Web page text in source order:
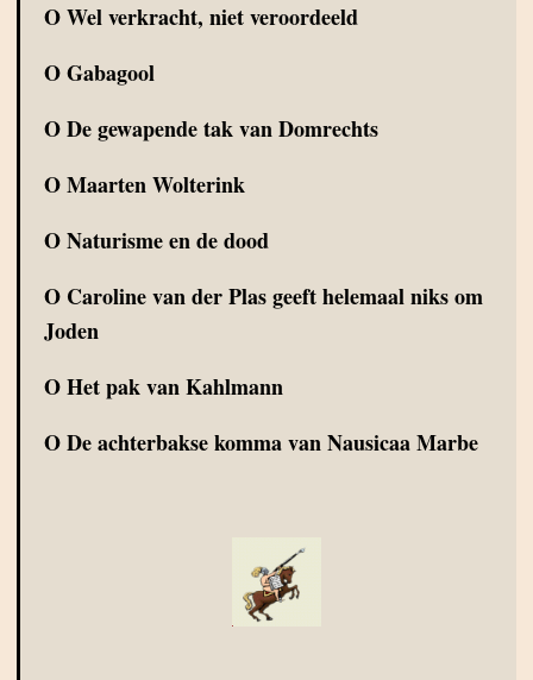
OWel verkracht, niet veroordeeld
OGabagool
ODe gewapende tak van Domrechts
OMaarten Wolterink
ONaturisme en de dood
O Caroline van der Plas geeft helemaal niks om
Joden
OHet pak van Kahlmann
ODe achterbakse komma van Nausicaa Marbe